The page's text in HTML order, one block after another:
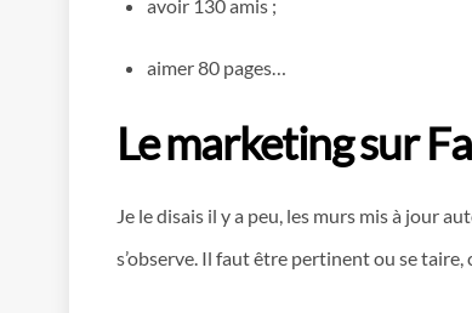
avoir 130 amis ;
aimer 80 pages…
Le marketing sur
Je le disais il y a peu, les murs mis à jour
s’observe. Il faut être pertinent ou se